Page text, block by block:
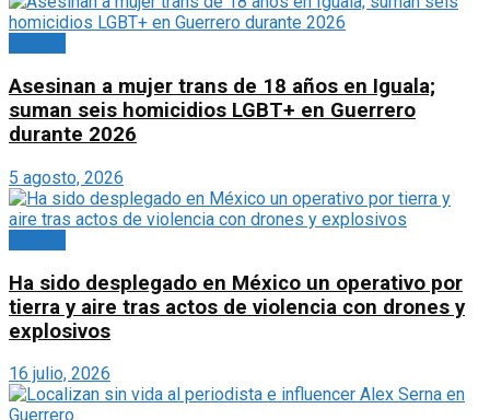
Asesinan a mujer trans de 18 años en Iguala;
suman seis homicidios LGBT+ en Guerrero
durante 2026
5 agosto, 2026
Ha sido desplegado en México un operativo por
tierra y aire tras actos de violencia con drones y
explosivos
16 julio, 2026